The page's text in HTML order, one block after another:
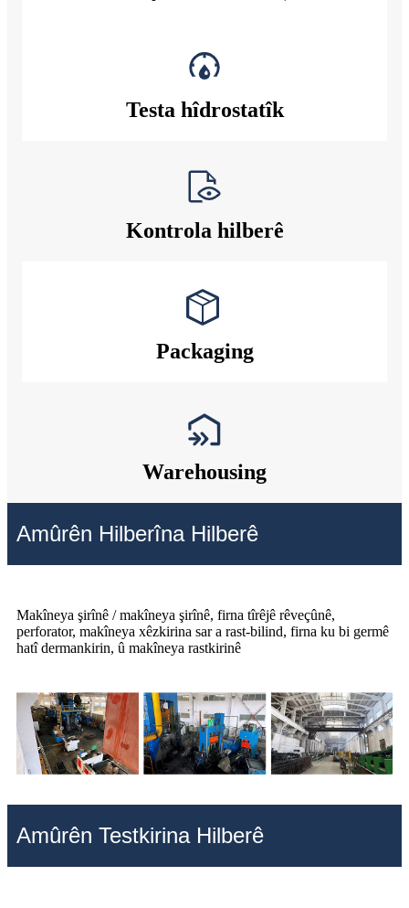
Testa hîdrostatîk
Kontrola hilberê
Packaging
Warehousing
Amûrên Hilberîna Hilberê
Makîneya şirînê / makîneya şirînê, firna tîrêjê rêveçûnê,
perforator, makîneya xêzkirina sar a rast-bilind, firna ku bi germê
hatî dermankirin, û makîneya rastkirinê
Amûrên Testkirina Hilberê